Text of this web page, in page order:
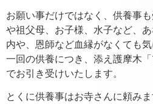
お願い事だけではなく、供養事
や祖父母、お子様、水子など、
内や、恩師など血縁がなくても
一回の供養につき、添え護摩木
でお引き受けいたします。
とくに供養事はお寺さんに頼み